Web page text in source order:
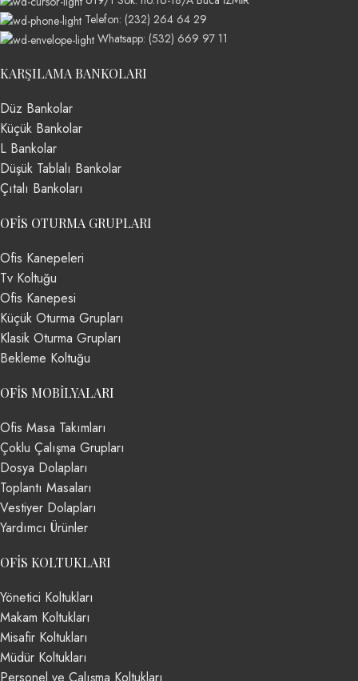
Telefon: (232) 264 64 29
Whatsapp: (532) 669 97 11
KARŞILAMA BANKOLARI
Düz Bankolar
Küçük Bankolar
L Bankolar
Düşük Tablalı Bankolar
Çıtalı Bankoları
OFIS OTURMA GRUPLARI
Ofis Kanepeleri
Tv Koltuğu
Ofis Kanepesi
Küçük Oturma Grupları
Klasik Oturma Grupları
Bekleme Koltuğu
OFIS MOBILYALARI
Ofis Masa Takımları
Çoklu Çalışma Grupları
Dosya Dolapları
Toplantı Masaları
Vestiyer Dolapları
Yardımcı Ürünler
OFIS KOLTUKLARI
Yönetici Koltukları
Makam Koltukları
Misafir Koltukları
Müdür Koltukları
Personel ve Çalışma Koltukları